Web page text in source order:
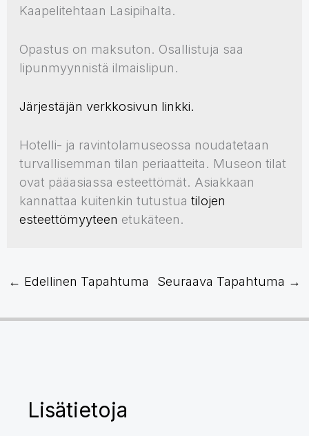
Kaapelitehtaan Lasipihalta.
Opastus on maksuton. Osallistuja saa
lipunmyynnistä ilmaislipun.
Järjestäjän verkkosivun linkki.
Hotelli- ja ravintolamuseossa noudatetaan
turvallisemman tilan periaatteita. Museon tilat
ovat pääasiassa esteettömät. Asiakkaan
kannattaa kuitenkin tutustuatilojen
esteettömyyteen etukäteen.
← Edellinen Tapahtuma Seuraava Tapahtuma →
Lisätietoja